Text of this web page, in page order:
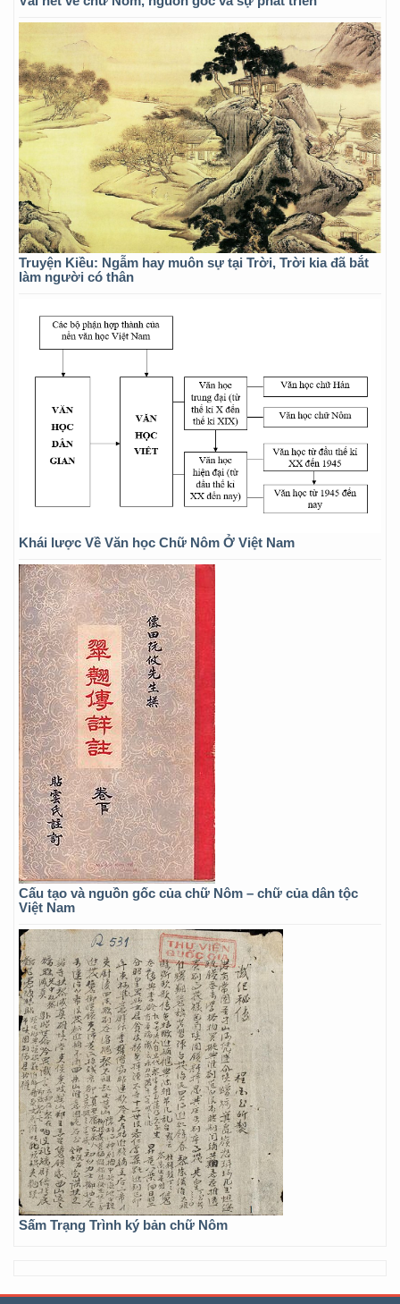
Truyện Kiều: Ngẫm hay muôn sự tại Trời, Trời kia đã bắt
làm người có thân
Khái lược Về Văn học Chữ Nôm Ở Việt Nam
Cấu tạo và nguồn gốc của chữ Nôm – chữ của dân tộc
Việt Nam
Sấm Trạng Trình ký bản chữ Nôm